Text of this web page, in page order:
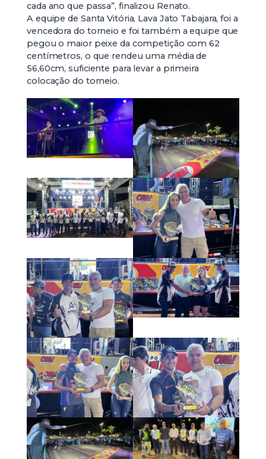
cada ano que passa”, finalizou Renato.
A equipe de Santa Vitória, Lava Jato Tabajara, foi a
vencedora do torneio e foi também a equipe que
pegou o maior peixe da competição com 62
centímetros, o que rendeu uma média de
56,60cm, suficiente para levar a primeira
colocação do torneio.